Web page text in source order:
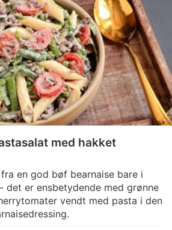
med hakket
en god bøf bearnaise bare i
det er ensbetydende med grønne
vendt med pasta i den